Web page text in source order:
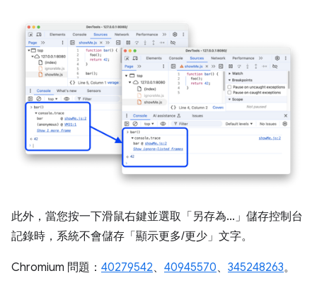
此外，當您按一下滑鼠右鍵並選取「另存為...」 儲存控制台
記錄時，系統不會儲存「顯示更多/更少」 文字。
Chromium 問題： 40279542、 40945570、 345248263。